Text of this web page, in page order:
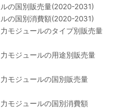
の国別販売量(2020-2031)
の国別消費額(2020-2031)
モジュールのタイプ別販売量
モジュールの用途別販売量
モジュールの国別販売量
モジュールの国別消費額